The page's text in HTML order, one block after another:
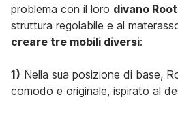
problema con il loro divano
struttura regolabile e al
creare tre mobili diversi:
1) Nella sua posizione di base,
comodo e originale, ispirato al